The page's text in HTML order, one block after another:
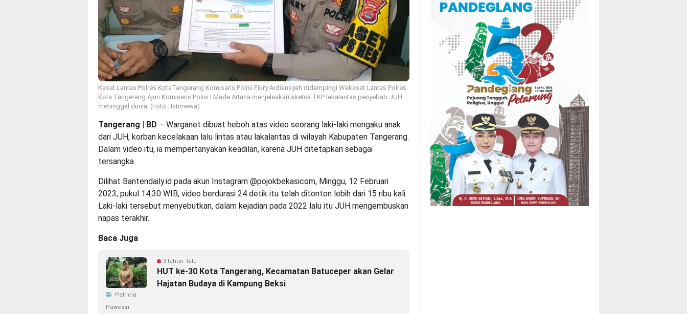
Kasat Lantas Polres KotaTangerang Komisaris Polisi Fikry Ardiansyah didampingi Wakasat Lantas Polres
Kota Tangerang Ajun Komisaris Polisi I Made Artana menjelaskan sketsa TKP lakalantas penyebab JUH
meninggal dunia. (Foto : Istimewa)
Tangerang | BD – Warganet dibuat heboh atas video seorang laki-laki mengaku anak
dari JUH, korban kecelakaan lalu lintas atau lakalantas di wilayah Kabupaten Tangerang.
Dalam video itu, ia mempertanyakan keadilan, karena JUH ditetapkan sebagai
tersangka.
Dilihat Bantendaily.id pada akun Instagram @pojokbekasicom, Minggu, 12 Februari
2023, pukul 14:30 WIB, video berdurasi 24 detik itu telah ditonton lebih dari 15 ribu kali.
Laki-laki tersebut menyebutkan, dalam kejadian pada 2022 lalu itu JUH mengembuskan
napas terakhir.
Baca Juga
3 tahun lalu
HUT ke-30 Kota Tangerang, Kecamatan Batuceper akan Gelar
Hajatan Budaya di Kampung Beksi
Patricia
Pawestri